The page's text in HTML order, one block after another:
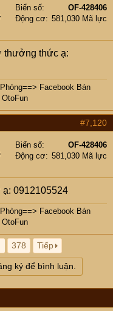
Biển số
OF-428406
Động cơ
581,030 Mã lực
thưởng thức ạ:
==> Facebook Bán
#7,120
Biển số
OF-428406
Động cơ
581,030 Mã lực
ạ: 0912105524
==> Facebook Bán
378 Tiếp
ký để bình luận.